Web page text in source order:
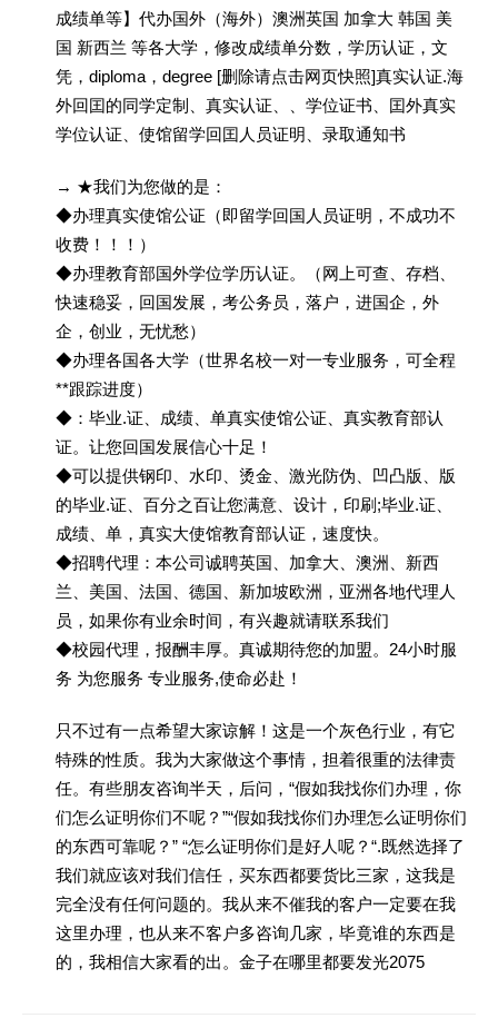
成绩单等】代办国外（海外）澳洲英国 加拿大 韩国 美
国 新西兰 等各大学，修改成绩单分数，学历认证，文
凭，diploma，degree [删除请点击网页快照]真实认证.海
外回囯的同学定制、真实认证、、学位证书、囯外真实
学位认证、使馆留学回囯人员证明、录取通知书
→ ★我们为您做的是：
◆办理真实使馆公证（即留学回国人员证明，不成功不
收费！！！）
◆办理教育部国外学位学历认证。（网上可查、存档、
快速稳妥，回国发展，考公务员，落户，进国企，外
企，创业，无忧愁）
◆办理各国各大学（世界名校一对一专业服务，可全程
**跟踪进度）
◆：毕业.证、成绩、单真实使馆公证、真实教育部认
证。让您回国发展信心十足！
◆可以提供钢印、水印、烫金、激光防伪、凹凸版、版
的毕业.证、百分之百让您满意、设计，印刷;毕业.证、
成绩、单，真实大使馆教育部认证，速度快。
◆招聘代理：本公司诚聘英国、加拿大、澳洲、新西
兰、美国、法国、德国、新加坡欧洲，亚洲各地代理人
员，如果你有业余时间，有兴趣就请联系我们
◆校园代理，报酬丰厚。真诚期待您的加盟。24小时服
务 为您服务 专业服务,使命必赴！
只不过有一点希望大家谅解！这是一个灰色行业，有它
特殊的性质。我为大家做这个事情，担着很重的法律责
任。有些朋友咨询半天，后问，“假如我找你们办理，你
们怎么证明你们不呢？”“假如我找你们办理怎么证明你们
的东西可靠呢？” “怎么证明你们是好人呢？“.既然选择了
我们就应该对我们信任，买东西都要货比三家，这我是
完全没有任何问题的。我从来不催我的客户一定要在我
这里办理，也从来不客户多咨询几家，毕竟谁的东西是
的，我相信大家看的出。金子在哪里都要发光2075